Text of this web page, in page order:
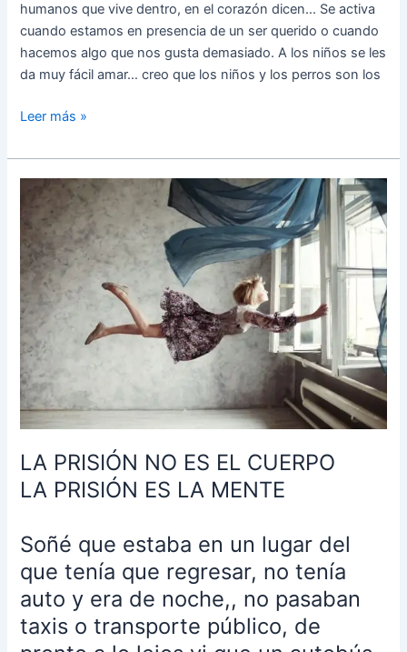
humanos que vive dentro, en el corazón dicen… Se activa
cuando estamos en presencia de un ser querido o cuando
hacemos algo que nos gusta demasiado. A los niños se les
da muy fácil amar… creo que los niños y los perros son los
Leer más »
LA PRISIÓN NO ES EL CUERPO
LA PRISIÓN ES LA MENTE
Soñé que estaba en un lugar del
que tenía que regresar, no tenía
auto y era de noche,, no pasaban
taxis o transporte público, de
PRISIÓN
NO
ES
EL
CUERPO
LA
PRISIÓN
LA
MENTE
Soñé
que
estaba
un
del
que
tenía
que